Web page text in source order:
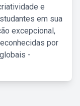
e
em sua
excepcional,
por
-